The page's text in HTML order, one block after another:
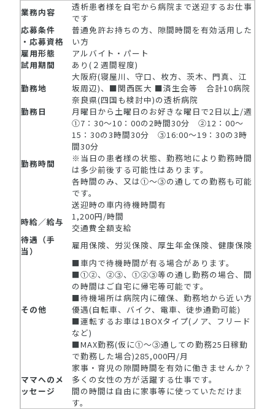
業務内容
透析患者様を自宅から病院まで送迎するお仕事
です
応募条件
・応募資格
普通免許お持ちの方、隙間時間を有効活用した
い方
雇用形態
アルバイト・パート
試用期間
あり(２週間程度)
勤務地
大阪府(寝屋川、守口、枚方、茨木、門真、江
坂周辺)、■関西医大 ■済生会等 合計10病院
奈良県(四国も検討中)の透析病院
勤務日
月曜日から土曜日のお好きな曜日で2日以上/週
勤務時間
①7：30～10：00の2時間30分 ➁12：00～
15：30の3時間30分 ③16:00～19：30の3時
間30分
※当日の患者様の状態、勤務地により勤務時間
は多少前後する可能性はあります。
各時間のみ、又は①～③の通しての勤務も可能
です。
送迎時の車内待機時間有
時給／給与
1,200円/時間
交通費全額支給
待遇（手
当）
雇用保険、労災保険、厚生年金保険、健康保険
その他
■車内で待機時間が有る場合があります。
■①②、②③、①②③等の通し勤務の場合、間
の時間はご自宅に帰宅等可能です。
■待機場所は病院内に確保、勤務地から近い方
優遇(自転車、バイク、電車、徒歩通勤可能)
■運転するお車は1BOXタイプ(ノア、フリード
など)
■MAX勤務(仮に①～③通しての勤務25日稼動
で勤務した場合)285,000円/月
ママへのメ
ッセージ
家事・育児の隙間時間を有効に働きませんか？
多くの女性の方が活躍する仕事です。
間の時間は自由に家事等に使っていただけま
す。